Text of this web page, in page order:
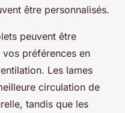
être personnalisés.
peuvent être
préférences en
Les lames
circulation de
tandis que les